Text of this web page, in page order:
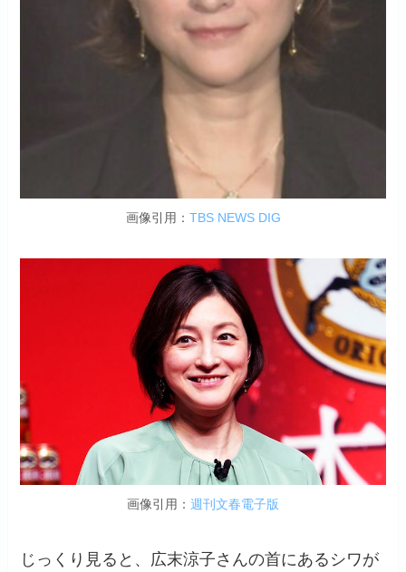
画像引用： TBS NEWS DIG
画像引用： 週刊文春電子版
じっくり見ると、広末涼子さんの首にあるシワが